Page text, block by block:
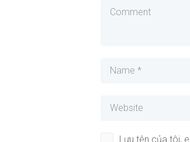
Lưu tên của tôi,